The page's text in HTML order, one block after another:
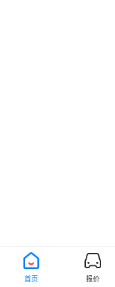
首页 报价